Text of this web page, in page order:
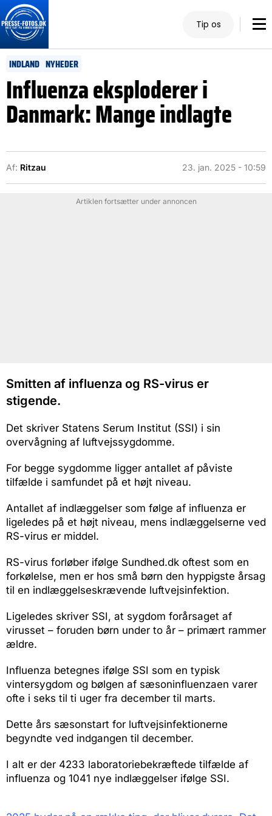
Tip os
INDLAND NYHEDER
Influenza eksploderer i
Danmark: Mange indlagte
Af: Ritzau 23. jan. 2025 - 10:59
Artiklen fortsætter under annoncen
Smitten af influenza og RS-virus er
stigende.
Det skriver Statens Serum Institut (SSI) i sin
overvågning af luftvejssygdomme.
For begge sygdomme ligger antallet af påviste
tilfælde i samfundet på et højt niveau.
Antallet af indlæggelser som følge af influenza er
ligeledes på et højt niveau, mens indlæggelserne ved
RS-virus er middel.
RS-virus forløber ifølge Sundhed.dk oftest som en
forkølelse, men er hos små børn den hyppigste årsag
til en indlæggelseskrævende luftvejsinfektion.
Ligeledes skriver SSI, at sygdom forårsaget af
virusset – foruden børn under to år – primært rammer
ældre.
Influenza betegnes ifølge SSI som en typisk
vintersygdom og bølgen af sæsoninfluenzaen varer
ofte i seks til ti uger fra december til marts.
Dette års sæsonstart for luftvejsinfektionerne
begyndte ved indgangen til december.
I alt er der 4233 laboratoriebekræftede tilfælde af
influenza og 1041 nye indlæggelser ifølge SSI.